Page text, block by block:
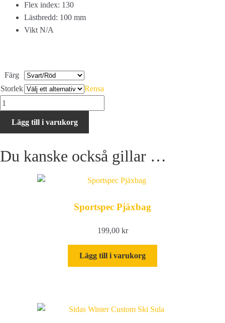
Flex index: 130
Lästbredd: 100 mm
Vikt N/A
Färg
Storlek
Rensa
Nordica
Speedmachine
Gw
mängd
Lägg till i varukorg
Du kanske också gillar …
Sportspec Pjäxbag
199,00 kr
Lägg till i varukorg